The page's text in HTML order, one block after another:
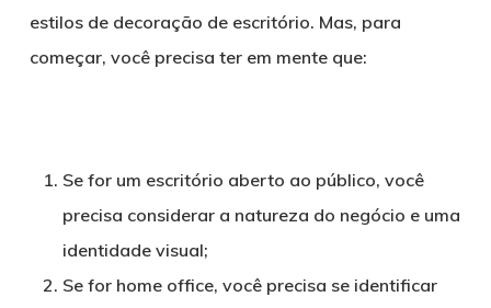
estilos de decoração de escritório. Mas, para
começar, você precisa ter em mente que:
Se for um escritório aberto ao público, você
precisa considerar a natureza do negócio e uma
identidade visual;
Se for home office, você precisa se identificar